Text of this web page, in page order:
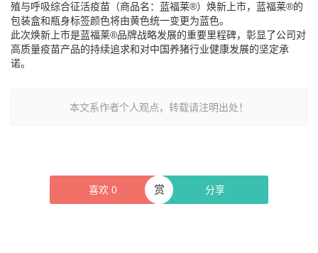
殖与呼吸综合征活疫苗（商品名：蓝福莱®）焕新上市，蓝福莱®的
包装盒和瓶身标签颜色将由黄色统一变更为蓝色。
此次焕新上市是蓝福莱®品牌战略发展的重要里程碑，彰显了公司对
高质量疫苗产品的持续追求和对中国养猪行业健康发展的坚定承
诺。
本文系作者个人观点，转载请注明出处！
喜欢 0 分享
赏